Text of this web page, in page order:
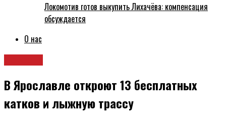
Локомотив готов выкупить Лихачёва: компенсация
обсуждается
О нас
В Ярославле откроют 13 бесплатных
катков и лыжную трассу